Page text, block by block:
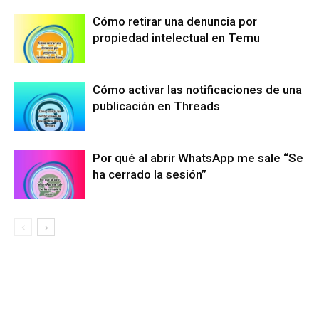
Cómo retirar una denuncia por
propiedad intelectual en Temu
Cómo activar las notificaciones de una
publicación en Threads
Por qué al abrir WhatsApp me sale “Se
ha cerrado la sesión”